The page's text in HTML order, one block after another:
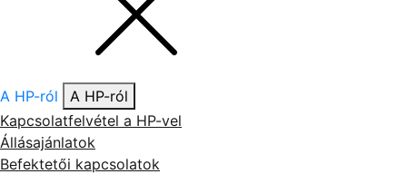
A HP-ról
A HP-ról
Kapcsolatfelvétel a HP-vel
Állásajánlatok
Befektetői kapcsolatok